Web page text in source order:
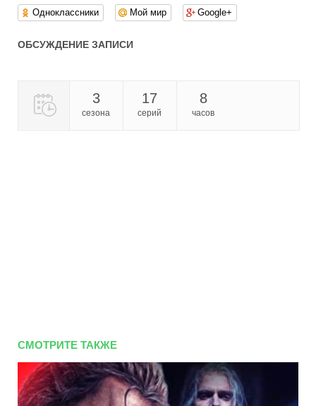
Одноклассники Мой мир Google+
ОБСУЖДЕНИЕ ЗАПИСИ
3
сезона
17
серий
8
часов
СМОТРИТЕ ТАКЖЕ